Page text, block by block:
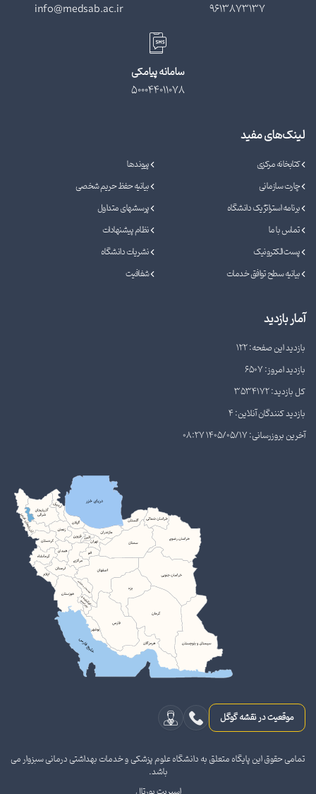
9613873137
info@medsab.ac.ir
سامانه پیامکی
500044011078
لینک‌های مفید
کتابخانه مرکزی
پیوندها
چارت سازمانی
بیانیه حفظ حریم شخصی
برنامه استراتژیک دانشگاه
پرسشهای متداول
تماس با ما
نظام پیشنهادات
پست الکترونیک
نشریات دانشگاه
بیانیه سطح توافق خدمات
شفافیت
آمار بازدید
بازدید این صفحه: 122
بازدید امروز: 6507
کل بازدید: 3534172
بازدید کنندگان آنلاین: 4
آخرین بروزرسانی: 1405/05/17 08:27
موقعیت در نقشه گوگل
تمامی حقوق این پایگاه متعلق به دانشگاه علوم پزشکی و خدمات بهداشتی درمانی سبزوار می
باشد.